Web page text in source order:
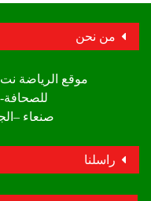
من نحن
موقع الرياضة
صنعاء
راسلنا